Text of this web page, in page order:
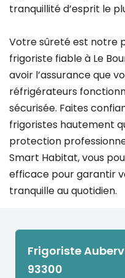
tranquillité d’esprit le
Votre sûreté est notre
frigoriste fiable à Le
avoir l’assurance que
réfrigérateurs
sécurisée. Faites
frigoristes hautement
protection
Smart Habitat, vous
efficace pour garantir
tranquille au quotidien.
Frigoriste
93300